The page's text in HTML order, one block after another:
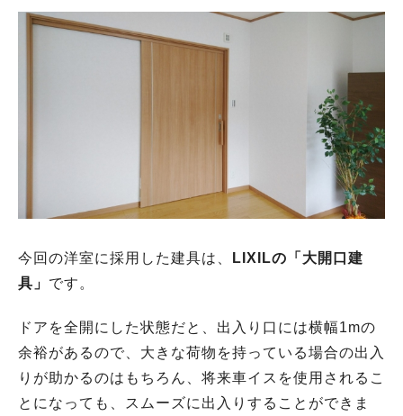
今回の洋室に採用した建具は、
LIXILの「大開口建
具」 です。
ドアを全開にした状態だと、出入り口には横幅1mの
余裕があるので、大きな荷物を持っている場合の出入
りが助かるのはもちろん、将来車イスを使用されるこ
とになっても、スムーズに出入りすることができま